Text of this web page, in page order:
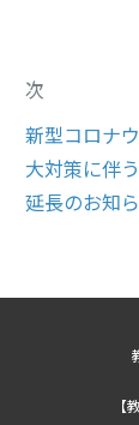
次
新型コロナ
大対策に伴
延長のお知